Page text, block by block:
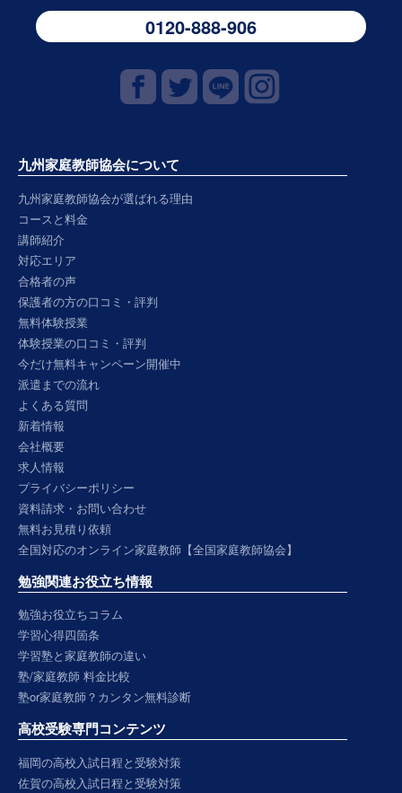
0120-888-906
九州家庭教師協会について
九州家庭教師協会が選ばれる理由
コースと料金
講師紹介
対応エリア
合格者の声
保護者の方の口コミ・評判
無料体験授業
体験授業の口コミ・評判
今だけ無料キャンペーン開催中
派遣までの流れ
よくある質問
新着情報
会社概要
求人情報
プライバシーポリシー
資料請求・お問い合わせ
無料お見積り依頼
全国対応のオンライン家庭教師【全国家庭教師協会】
勉強関連お役立ち情報
勉強お役立ちコラム
学習心得四箇条
学習塾と家庭教師の違い
塾/家庭教師 料金比較
塾or家庭教師？カンタン無料診断
高校受験専門コンテンツ
福岡の高校入試日程と受験対策
佐賀の高校入試日程と受験対策